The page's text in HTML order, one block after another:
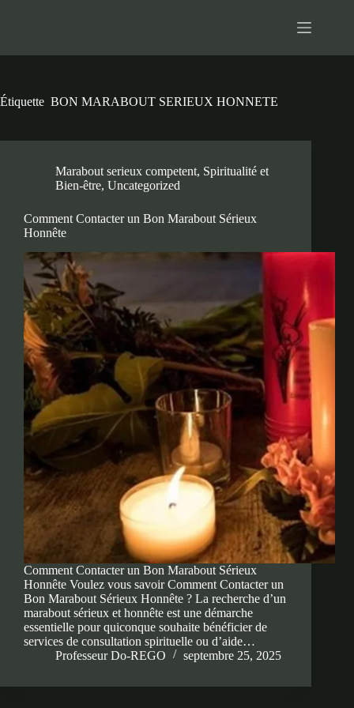
Étiquette BON MARABOUT SERIEUX HONNETE
Marabout serieux competent, Spiritualité et
Bien-être, Uncategorized
Comment Contacter un Bon Marabout Sérieux
Honnête
Comment Contacter un Bon Marabout Sérieux
Honnête Voulez vous savoir Comment Contacter un
Bon Marabout Sérieux Honnête ? La recherche d’un
marabout sérieux et honnête est une démarche
essentielle pour quiconque souhaite bénéficier de
services de consultation spirituelle ou d’aide…
Professeur Do-REGO
septembre 25, 2025